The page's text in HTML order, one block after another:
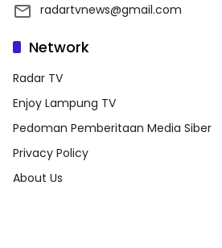
radartvnews@gmail.com
Network
Radar TV
Enjoy Lampung TV
Pedoman Pemberitaan Media Siber
Privacy Policy
About Us